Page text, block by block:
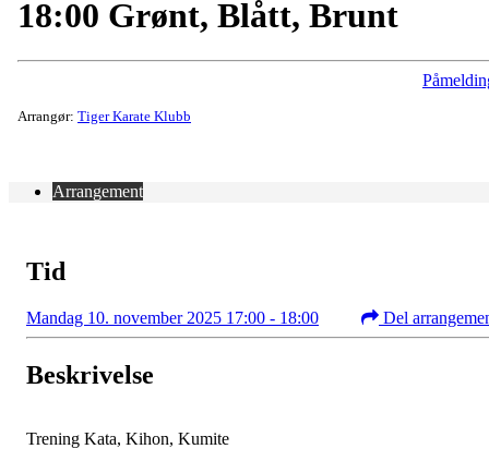
18:00 Grønt, Blått, Brunt
Arrangør: Tiger Karate Klubb
Arrangement
Tid
Mandag 10. november 2025 17:00 - 18:00 Del
Beskrivelse
Trening Kata, Kihon, Kumite